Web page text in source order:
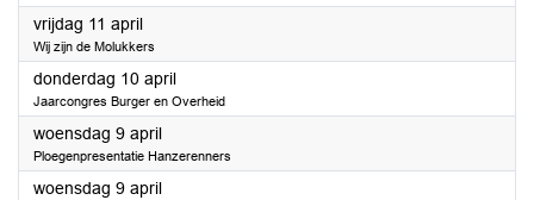
vrijdag 11 april2025
Wij zijn de Molukkers
donderdag 10 april2025
Jaarcongres Burger en Overheid
woensdag 9 april2025
Ploegenpresentatie Hanzerenners
woensdag 9 april2025